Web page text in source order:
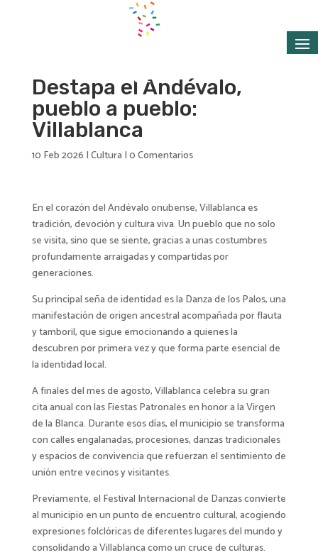
Destapa el Andévalo,
pueblo a pueblo:
Villablanca
10 Feb 2026 |Cultura |0 Comentarios
En el corazón del Andévalo onubense, Villablanca es
tradición, devoción y cultura viva. Un pueblo que no solo
se visita, sino que se siente, gracias a unas costumbres
profundamente arraigadas y compartidas por
generaciones.
Su principal seña de identidad es la Danza de los Palos, una
manifestación de origen ancestral acompañada por flauta
y tamboril, que sigue emocionando a quienes la
descubren por primera vez y que forma parte esencial de
la identidad local.
A finales del mes de agosto, Villablanca celebra su gran
cita anual con las Fiestas Patronales en honor a la Virgen
de la Blanca. Durante esos días, el municipio se transforma
con calles engalanadas, procesiones, danzas tradicionales
y espacios de convivencia que refuerzan el sentimiento de
unión entre vecinos y visitantes.
Previamente, el Festival Internacional de Danzas convierte
al municipio en un punto de encuentro cultural, acogiendo
expresiones folclóricas de diferentes lugares del mundo y
consolidando a Villablanca como un cruce de culturas.